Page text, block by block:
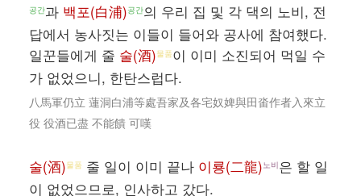
공간과 백포(白浦)공간의 우리 집 및 각 댁의 노비, 전
답에서 농사짓는 이들이 들어와 공사에 참여했다.
일꾼들에게 줄 술(酒)물품이 이미 소진되어 먹일 수
가 없었으니, 한탄스럽다.
八馬軍仍立 蓮洞白浦等處吾家及各宅奴婢與田畓作者入來立
役 役酒已盡 不能饋 可嘆
술(酒)물품 줄 일이 이미 끝나 이룡(二龍)노비은 할 일
이 없었으므로, 인사하고 갔다.